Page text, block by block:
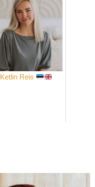
Ketlin Reis